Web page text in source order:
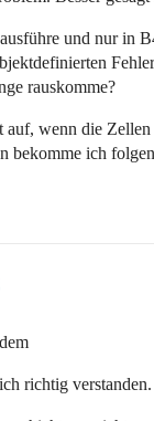
und nur in
rauskomme?
wenn die
bekomme ich
richtig